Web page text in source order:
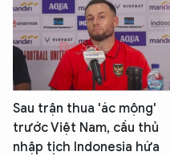
Sau trận thua 'ác mộng'
trước Việt Nam, cầu thủ
nhập tịch Indonesia hứa